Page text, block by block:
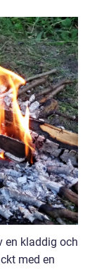
en kladdig och
med en